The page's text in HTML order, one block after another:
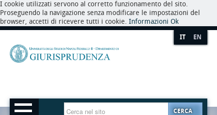
I cookie utilizzati servono al corretto funzionamento del sito.
Proseguendo la navigazione senza modificare le impostazioni del
browser, accetti di ricevere tutti i cookie. Informazioni Ok
IT EN
CERCA